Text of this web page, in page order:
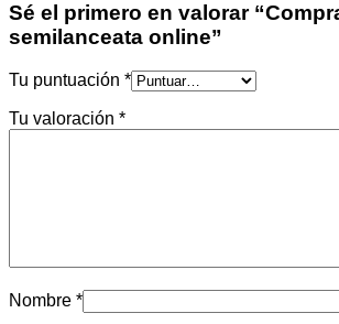
Sé el primero en valorar
semilanceata online”
Tu puntuación *
Tu valoración *
Nombre *